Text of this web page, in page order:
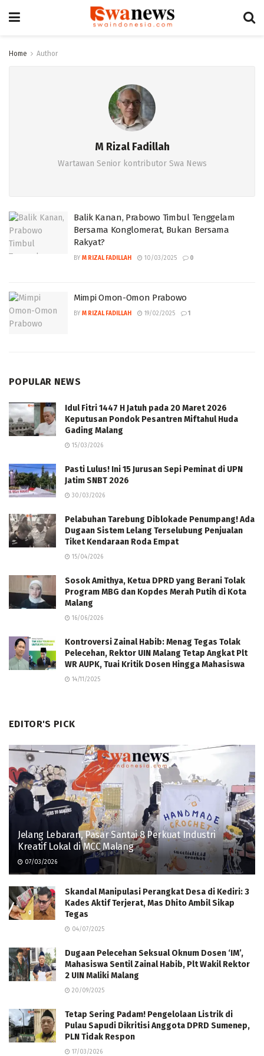
Home Author
M Rizal Fadillah
Wartawan Senior kontributor Swa News
Balik Kanan, Prabowo Timbul Tenggelam
Bersama Konglomerat, Bukan Bersama
Rakyat?
BY M RIZAL FADILLAH 10/03/2025 0
Mimpi Omon-Omon Prabowo
BY M RIZAL FADILLAH 19/02/2025 1
POPULAR NEWS
Idul Fitri 1447 H Jatuh pada 20 Maret 2026
Keputusan Pondok Pesantren Miftahul Huda
Gading Malang
15/03/2026
Pasti Lulus! Ini 15 Jurusan Sepi Peminat di UPN
Jatim SNBT 2026
30/03/2026
Pelabuhan Tarebung Diblokade Penumpang! Ada
Dugaan Sistem Lelang Terselubung Penjualan
Tiket Kendaraan Roda Empat
15/04/2026
Sosok Amithya, Ketua DPRD yang Berani Tolak
Program MBG dan Kopdes Merah Putih di Kota
Malang
16/06/2026
Kontroversi Zainal Habib: Menag Tegas Tolak
Pelecehan, Rektor UIN Malang Tetap Angkat Plt
WR AUPK, Tuai Kritik Dosen Hingga Mahasiswa
14/11/2025
EDITOR'S PICK
Jelang Lebaran, Pasar Santai 8 Perkuat Industri
Kreatif Lokal di MCC Malang
07/03/2026
Skandal Manipulasi Perangkat Desa di Kediri: 3
Kades Aktif Terjerat, Mas Dhito Ambil Sikap
Tegas
04/07/2025
Dugaan Pelecehan Seksual Oknum Dosen ‘IM’,
Mahasiswa Sentil Zainal Habib, Plt Wakil Rektor
2 UIN Maliki Malang
20/09/2025
Tetap Sering Padam! Pengelolaan Listrik di
Pulau Sapudi Dikritisi Anggota DPRD Sumenep,
PLN Tidak Respon
17/03/2026